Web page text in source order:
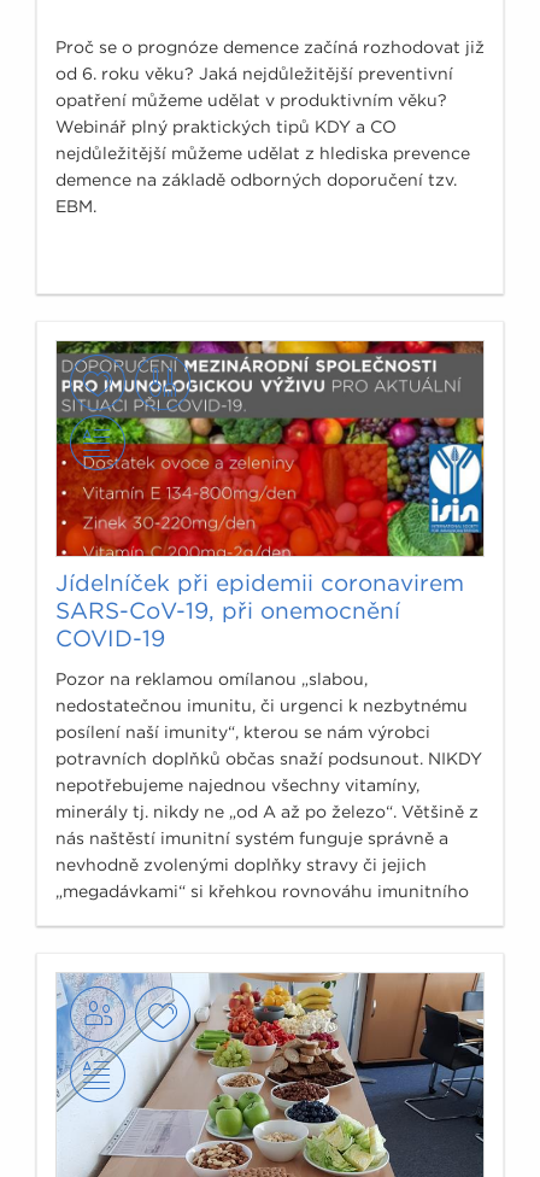
Proč se o prognóze demence začíná rozhodovat již
od 6. roku věku? Jaká nejdůležitější preventivní
opatření můžeme udělat v produktivním věku?
Webinář plný praktických tipů KDY a CO
nejdůležitější můžeme udělat z hlediska prevence
demence na základě odborných doporučení tzv.
EBM.
Jídelníček při epidemii coronavirem
SARS-CoV-19, při onemocnění
COVID-19
Pozor na reklamou omílanou „slabou,
nedostatečnou imunitu, či urgenci k nezbytnému
posílení naší imunity“, kterou se nám výrobci
potravních doplňků občas snaží podsunout. NIKDY
nepotřebujeme najednou všechny vitamíny,
minerály tj. nikdy ne „od A až po železo“. Většině z
nás naštěstí imunitní systém funguje správně a
nevhodně zvolenými doplňky stravy či jejich
„megadávkami“ si křehkou rovnováhu imunitního